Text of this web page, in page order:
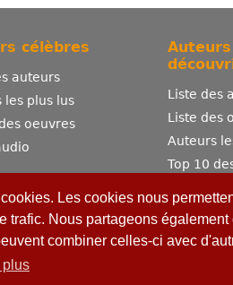
Les cookies nous
Nous partageons
combiner celles-ci avec
plus
célèbres
auteurs
les plus lus
oeuvres
Liste des
Liste des
Auteurs
Top 10